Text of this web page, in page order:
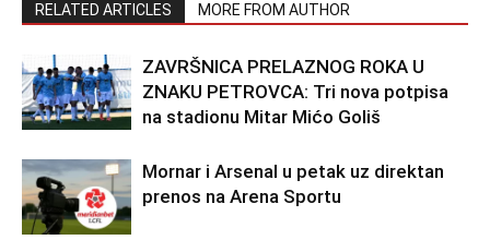
RELATED ARTICLES MORE FROM AUTHOR
ZAVRŠNICA PRELAZNOG ROKA U
ZNAKU PETROVCA: Tri nova potpisa
na stadionu Mitar Mićo Goliš
Mornar i Arsenal u petak uz direktan
prenos na Arena Sportu